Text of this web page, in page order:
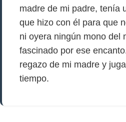
madre de mi padre, tenía
que hizo con él para que
ni oyera ningún mono del
fascinado por ese
regazo de mi madre y
tiempo.